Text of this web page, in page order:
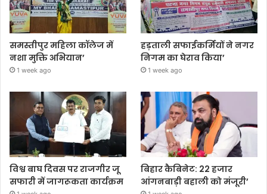
समस्तीपुर महिला कॉलेज में
नशा मुक्ति अभियान’
1 week ago
हड़ताली सफाईकर्मियों ने नगर
निगम का घेराव किया’
1 week ago
विश्व बाघ दिवस पर राजगीर जू
सफारी में जागरूकता कार्यक्रम
बिहार कैबिनेट: 22 हजार
आंगनबाड़ी बहाली को मंजूरी’